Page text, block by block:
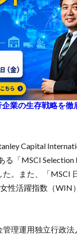
業の生存戦略を徹
Capital
「MSCI Selection
。また、「MSCI
性活躍指数（
理運用独立行政法